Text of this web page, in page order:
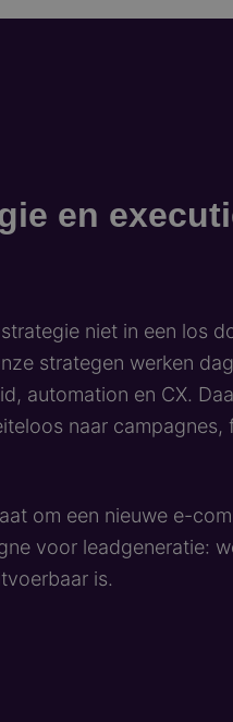
en
niet in een los
strategen werken
automation en CX.
naar campagnes,
om een nieuwe e-
voor leadgeneratie:
is.